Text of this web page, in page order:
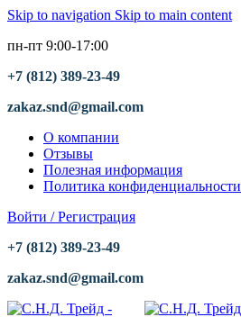
Skip to navigation Skip to main content
пн-пт 9:00-17:00
+7 (812) 389-23-49
zakaz.snd@gmail.com
О компании
Отзывы
Полезная информация
Политика конфиденциальности
Войти / Регистрация
+7 (812) 389-23-49
zakaz.snd@gmail.com